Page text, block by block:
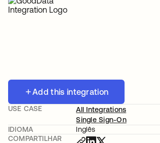
Add this integration
USE CASE
All Integrations
Single Sign-On
IDIOMA
Inglês
COMPARTILHAR